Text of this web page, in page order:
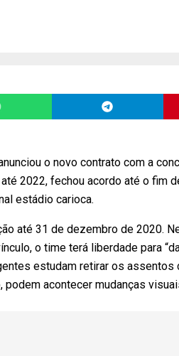
o novo contrato com a
2022, fechou acordo até o fim
estádio carioca.
até 31 de dezembro de 2020.
o time terá liberdade para
estudam retirar os
acontecer mudanças